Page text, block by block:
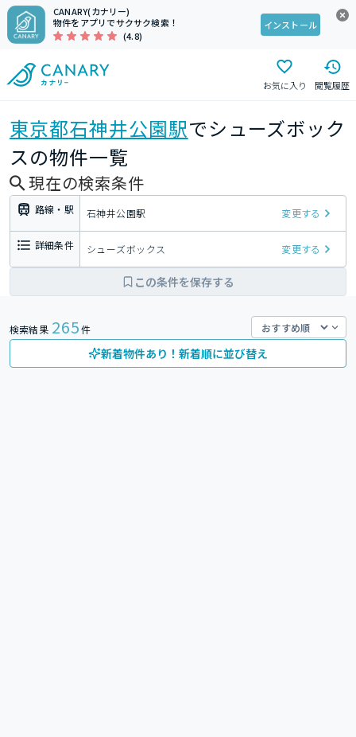
CANARY(カナリー)
物件をアプリでサクサク検索！
(4.8)
インストール
お気に入り 閲覧履歴
東京都石神井公園駅でシューズボック
スの物件一覧
現在の検索条件
路線・駅 石神井公園駅 変更する
詳細条件 シューズボックス 変更する
この条件を保存する
検索結果 265件
新着物件あり！新着順に並び替え